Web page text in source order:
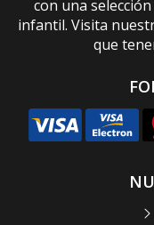
con una
infantil. Visita
que